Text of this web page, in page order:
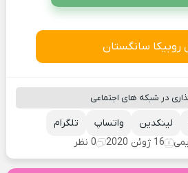
روبیکا سانگستان
در شبکه های اجتماعی
تلگرام واتساپ لینکدین
16 ژوئن 2020 0 نظر